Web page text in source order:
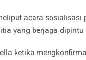
acara sosialisasi
yang berjaga dipintu
ketika